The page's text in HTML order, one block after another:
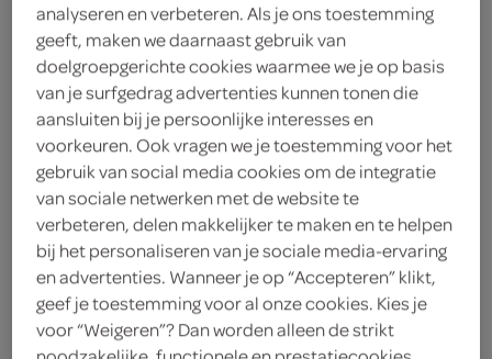
ingrediënten
2 eetlepels olijfolie
citroen
1 teentje knoflook
1 sjalot
bosje munt
analyseren en verbeteren. Als je ons toestemming
geeft, maken we daarnaast gebruik van
doelgroepgerichte cookies waarmee we je op basis
van je surfgedrag advertenties kunnen tonen die
aansluiten bij je persoonlijke interesses en
voorkeuren. Ook vragen we je toestemming voor het
gebruik van social media cookies om de integratie
van sociale netwerken met de website te
verbeteren, delen makkelijker te maken en te helpen
bij het personaliseren van je sociale media-ervaring
en advertenties. Wanneer je op “Accepteren” klikt,
geef je toestemming voor al onze cookies. Kies je
voor “Weigeren”? Dan worden alleen de strikt